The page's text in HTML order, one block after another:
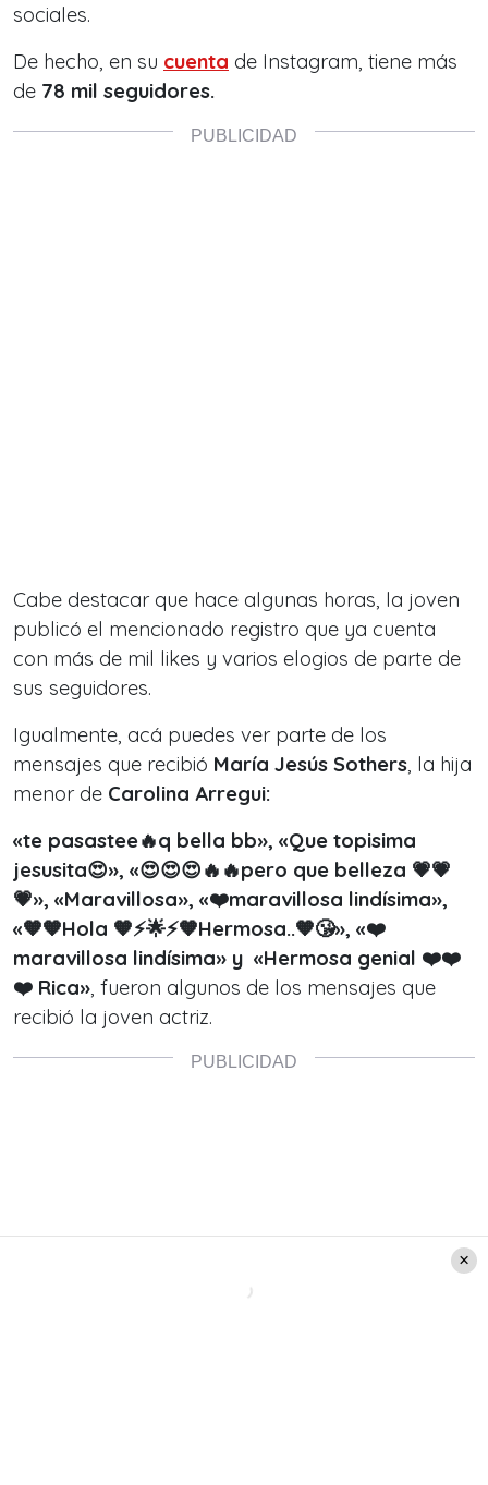
sociales.
De hecho, en su cuenta de Instagram, tiene más
de 78 mil seguidores.
Cabe destacar que hace algunas horas, la joven
publicó el mencionado registro que ya cuenta
con más de mil likes y varios elogios de parte de
sus seguidores.
Igualmente, acá puedes ver parte de los
mensajes que recibió María Jesús Sothers, la hija
menor de Carolina Arregui:
«te pasastee🔥q bella bb», «Que topisima
jesusita😍», «😍😍😍🔥🔥pero que belleza 💗💗
💗», «Maravillosa», «❤️maravillosa lindísima»,
«🧡🧡Hola 🧡⚡🌟⚡🧡Hermosa..🧡😘», «❤️
maravillosa lindísima» y «Hermosa genial ❤️❤️
❤️ Rica», fueron algunos de los mensajes que
recibió la joven actriz.